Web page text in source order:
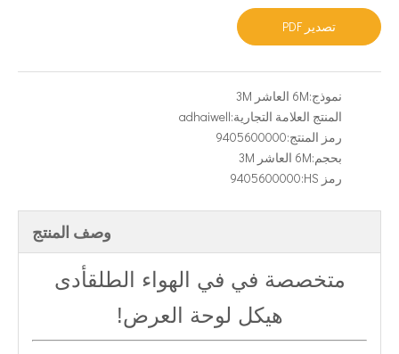
تصدير PDF
نموذج:6M العاشر 3M
المنتج العلامة التجارية:adhaiwell
رمز المنتج:9405600000
بحجم:6M العاشر 3M
رمز HS:
9405600000
وصف المنتج
متخصصة في في الهواء الطلقأدى
هيكل لوحة العرض!